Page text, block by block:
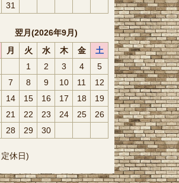
31
翌月(2026年9月)
月 火 水 木 金
土
1
2 3 4
5
7 8 9 10 11
12
14 15 16 17 18
19
21 22 23 24 25
26
28 29 30
定休日)